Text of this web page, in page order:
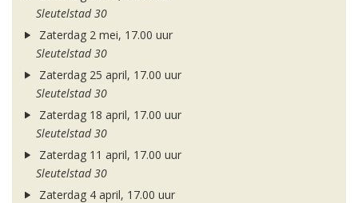
Sleutelstad 30
Zaterdag 2 mei, 17.00 uur
Sleutelstad 30
Zaterdag 25 april, 17.00 uur
Sleutelstad 30
Zaterdag 18 april, 17.00 uur
Sleutelstad 30
Zaterdag 11 april, 17.00 uur
Sleutelstad 30
Zaterdag 4 april, 17.00 uur